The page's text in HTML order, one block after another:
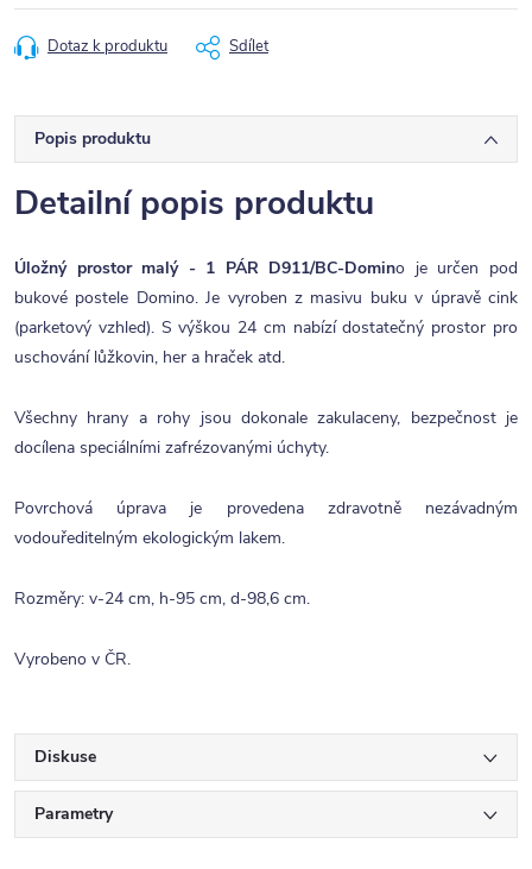
Dotaz k produktu Sdílet
Popis produktu
Detailní popis produktu
Úložný prostor malý - 1 PÁR D911/BC-Domino je určen pod
bukové postele Domino. Je vyroben z masivu buku v úpravě cink
(parketový vzhled). S výškou 24 cm nabízí dostatečný prostor pro
uschování lůžkovin, her a hraček atd.
Všechny hrany a rohy jsou dokonale zakulaceny, bezpečnost je
docílena speciálními zafrézovanými úchyty.
Povrchová úprava je provedena zdravotně nezávadným
vodouředitelným ekologickým lakem.
Rozměry: v-24 cm, h-95 cm, d-98,6 cm.
Vyrobeno v ČR.
Diskuse
Parametry